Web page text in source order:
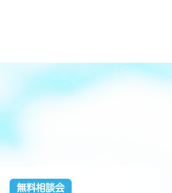
無料相談会